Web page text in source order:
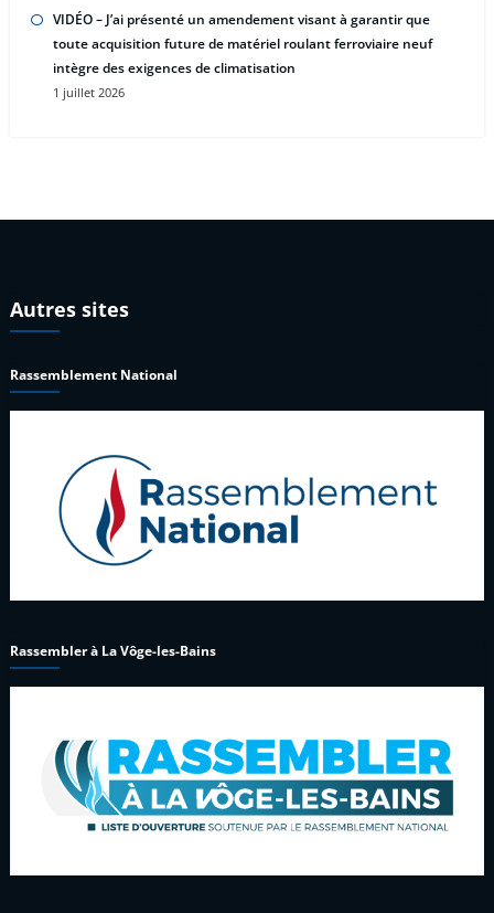
VIDÉO – J’ai présenté un amendement visant à garantir que
toute acquisition future de matériel roulant ferroviaire neuf
intègre des exigences de climatisation
1 juillet 2026
Autres sites
Rassemblement National
Rassembler à La Vôge-les-Bains